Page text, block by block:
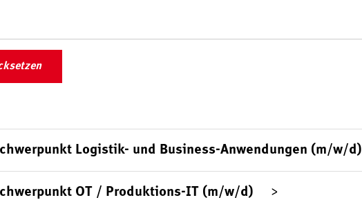
Logistik- und Business-Anwendungen (m/w/d)
OT / Produktions-IT (m/w/d)